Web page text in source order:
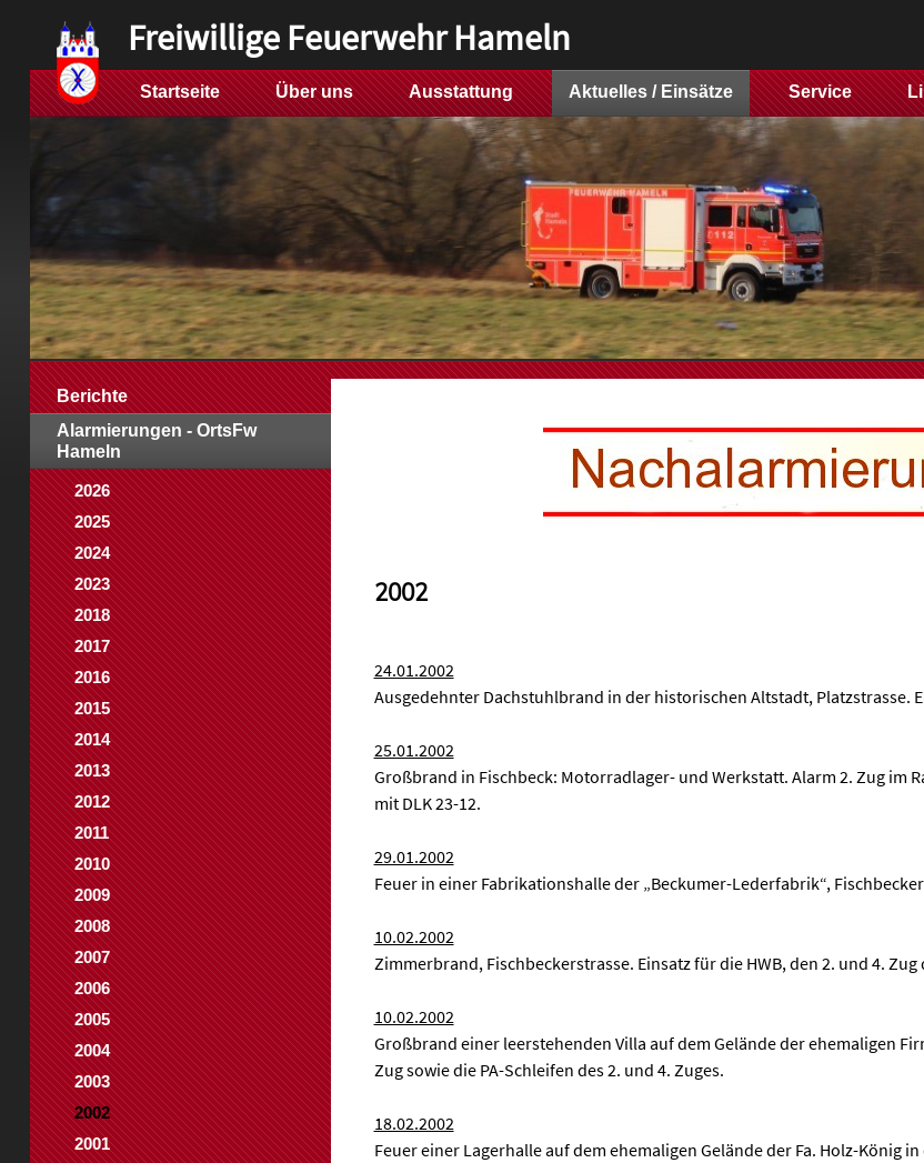
Startseite Über uns Ausstattung Aktuelles / Einsätze Service
Berichte
Alarmierungen - OrtsFw
Hameln
2026
2025
2024
2023
2018
2017
2016
2015
2014
2013
2012
2011
2010
2009
2008
2007
2006
2005
2004
2003
2002
2001
2002
24.01.2002
Ausgedehnter Dachstuhlbrand in der historischen Altstadt, Platzstrasse.
25.01.2002
Großbrand in Fischbeck: Motorradlager- und Werkstatt. Alarm 2. Zug im
mit DLK 23-12.
29.01.2002
Feuer in einer Fabrikationshalle der „Beckumer-Lederfabrik“,
10.02.2002
Zimmerbrand, Fischbeckerstrasse. Einsatz für die HWB, den 2. und 4. Zug
10.02.2002
Großbrand einer leerstehenden Villa auf dem Gelände der ehemaligen
Zug sowie die PA-Schleifen des 2. und 4. Zuges.
18.02.2002
Feuer einer Lagerhalle auf dem ehemaligen Gelände der Fa. Holz-König
Freiwillige Feuerwehr Hameln